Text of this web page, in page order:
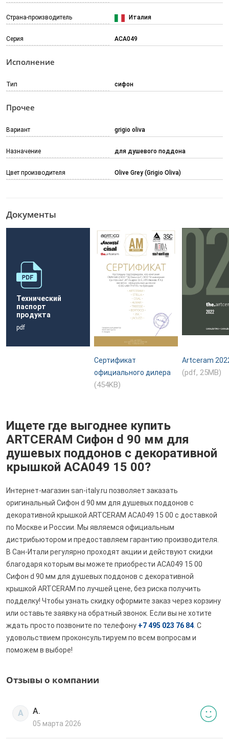
Страна-производитель Италия
Серия ACA049
Исполнение
Тип сифон
Прочее
Вариант grigio oliva
Назначение для душевого поддона
Цвет производителя Olive Grey (Grigio Oliva)
Документы
Технический
паспорт
продукта
pdf
Сертификат
официального дилера
(454KB)
Artceram
(pdf, 25MB)
Ищете где выгоднее купить
ARTCERAM Сифон d 90 мм для
душевых поддонов с декоративной
крышкой ACA049 15 00?
Интернет-магазин san-italy.ru позволяет заказать
оригинальный Сифон d 90 мм для душевых поддонов с
декоративной крышкой ARTCERAM ACA049 15 00 с доставкой
по Москве и России. Мы являемся официальным
дистрибьютором и предоставляем гарантию производителя.
В Сан-Итали регулярно проходят акции и действуют скидки
благодаря которым вы можете приобрести ACA049 15 00
Сифон d 90 мм для душевых поддонов с декоративной
крышкой ARTCERAM по лучшей цене, без риска получить
подделку! Чтобы узнать скидку оформите заказ через корзину
или оставьте заявку на обратный звонок. Если вы не хотите
ждать просто позвоните по телефону +7 495 023 76 84 . С
удовольствием проконсультируем по всем вопросам и
поможем в выборе!
Отзывы о компании
А А.
05 марта 2026